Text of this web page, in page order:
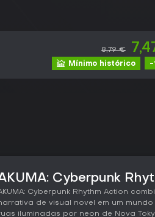
8,79 €
Mínimo histórico -
Cyberpunk
Cyberpunk Rhythm Action
de visual novel em um
iluminadas por neon de Nova